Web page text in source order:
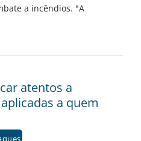
a incêndios. "A
atentos a
a quem